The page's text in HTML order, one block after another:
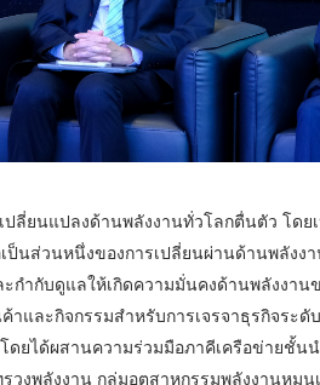
ลี่ยนแปลงด้านพลังงานทั่วโลกตื่นตัว โดย
นส่วนหนึ่งของการเปลี่ยนผ่านด้านพลังง
กำกับดูแลให้เกิดความมั่นคงด้านพลังงาน
และกิจกรรมสำหรับการเจรจาธุรกิจระ
โดยได้ผสานความร่วมมือภาคีเครือข่ายชั้น
งพลังงาน กลุ่มอุตสาหกรรมพลังงานหมุน